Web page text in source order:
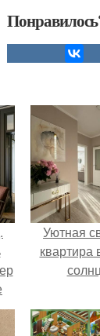
Уютная
квартира